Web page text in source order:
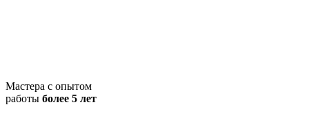
Мастера с опытом
работы более 5 лет